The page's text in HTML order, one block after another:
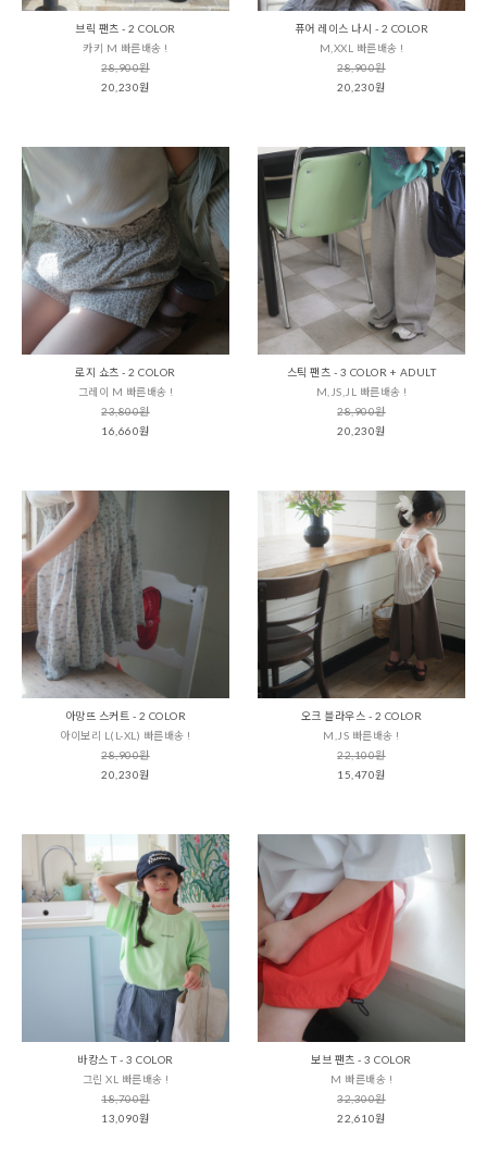
브릭 팬츠 - 2 COLOR
카키 M 빠른배송 !
28,900원
20,230원
퓨어 레이스 나시 - 2 COLOR
M,XXL 빠른배송 !
28,900원
20,230원
로지 쇼츠 - 2 COLOR
그레이 M 빠른배송 !
23,800원
16,660원
스틱 팬츠 - 3 COLOR + ADULT
M,JS,JL 빠른배송 !
28,900원
20,230원
아망뜨 스커트 - 2 COLOR
아이보리 L(L-XL) 빠른배송 !
28,900원
20,230원
오크 블라우스 - 2 COLOR
M,JS 빠른배송 !
22,100원
15,470원
바캉스 T - 3 COLOR
그린 XL 빠른배송 !
18,700원
13,090원
보브 팬츠 - 3 COLOR
M 빠른배송 !
32,300원
22,610원